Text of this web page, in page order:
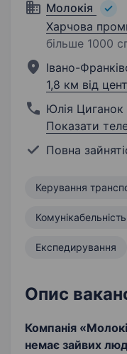
Молокія
Харчова
більше 1000
Івано-
1,8 км від
Юлія Циганок
Показати
Повна
Керування
Комунікабельність
Експедирування
Опис
Компанія
немає зайвих